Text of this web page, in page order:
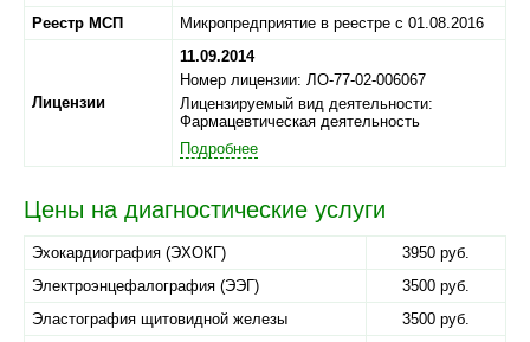
Реестр МСП
Микропредприятие в реестре с 01.08.2016
Лицензии
11.09.2014
Номер лицензии: ЛО-77-02-006067
Лицензируемый вид деятельности:
Фармацевтическая деятельность
Подробнее
Цены на диагностические услуги
Эхокардиография (ЭХОКГ)
3950 руб.
Электроэнцефалография (ЭЭГ)
3500 руб.
Эластография щитовидной железы
3500 руб.